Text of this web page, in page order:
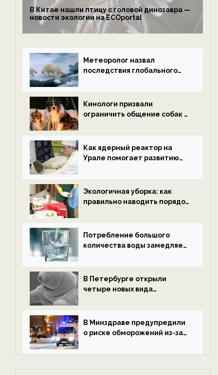
В Китае нашли птицу с головой динозавра —
новости экологии на ECOportal
Метеоролог назвал
последствия глобального
ECOportal
Кинологи призвали
ограничить общение собак с
ECOportal
Как ядерный реактор на
Урале помогает развитию
ECOportal
Экологичная уборка: как
правильно наводить порядок
Потребление большого
количества воды замедляет
В Петербурге открыли
четыре новых вида
экологии на ECOportal
В Минздраве предупредили
о риске обморожений из-за
на ECOportal